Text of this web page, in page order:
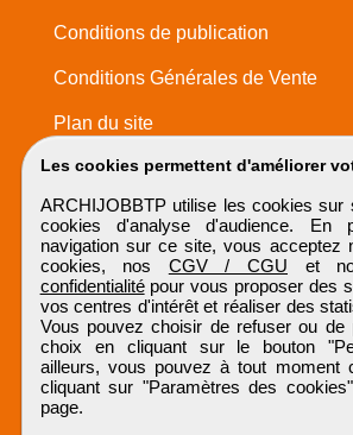
Les cookies permettent d'améliorer
ARCHIJOBBTP utilise les cookies sur
cookies d'analyse d'audience. En
navigation sur ce site, vous acceptez
cookies, nos CGV / CGU et
confidentialitépour vous proposer des
vos centres d'intérêt et réaliser des
Vous pouvez choisir de refuser ou de
choix en cliquant sur le bouton
ailleurs, vous pouvez à tout moment
cliquant sur "Paramètres des
page.
Conditions de publication
Conditions Générales de Vente
Plan du site